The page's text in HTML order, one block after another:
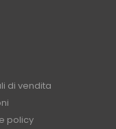
di vendita
policy